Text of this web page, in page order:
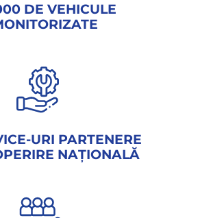
DE VEHICULE
URI PARTENERE
NAȚIONALĂ